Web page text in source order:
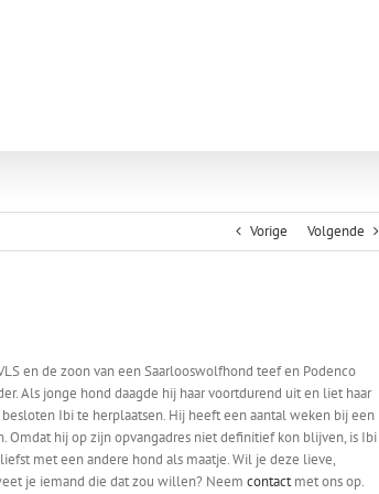
Vorige Volgende
en de zoon van een Saarlooswolfhond teef en Podenco
Als jonge hond daagde hij haar voortdurend uit en liet haar
Ibi te herplaatsen. Hij heeft een aantal weken bij een
Omdat hij op zijn opvangadres niet definitief kon blijven, is Ibi
met een andere hond als maatje. Wil je deze lieve,
je iemand die dat zou willen? Neem contactmet ons op.